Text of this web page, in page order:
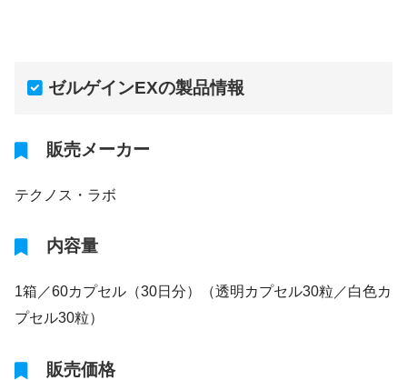
ゼルゲインEXの製品情報
販売メーカー
テクノス・ラボ
内容量
1箱／60カプセル（30日分）（透明カプセル30粒／白色カ
プセル30粒）
販売価格